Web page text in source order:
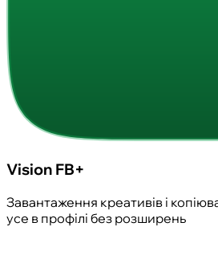
Vision FB+
Завантаження креативів і
усе в профілі без розширень